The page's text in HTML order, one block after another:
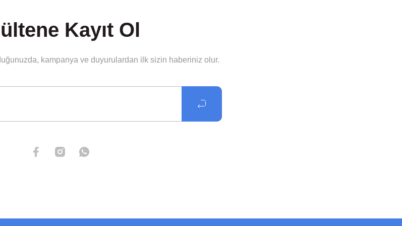
Gönder
Kayıt Ol
kampanya ve duyurulardan ilk sizin haberiniz olur.